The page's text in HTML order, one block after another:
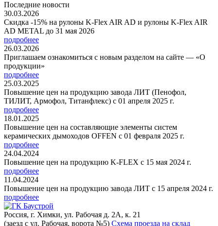
Последние новости
30.03.2026
Скидка -15% на рулоны K-Flex AIR AD и рулоны K-Flex AIR
AD METAL до 31 мая 2026
подробнее
26.03.2026
Приглашаем ознакомиться с новым разделом на сайте — «О
продукции»
подробнее
25.03.2025
Повышение цен на продукцию завода ЛИТ (Пенофол,
ТИЛИТ, Армофол, Титанфлекс) с 01 апреля 2025 г.
подробнее
18.01.2025
Повышение цен на составляющие элементы систем
керамических дымоходов OFFEN с 01 февраля 2025 г.
подробнее
24.04.2024
Повышение цен на продукцию K-FLEX с 15 мая 2024 г.
подробнее
11.04.2024
Повышение цен на продукцию завода ЛИТ с 15 апреля 2024 г.
подробнее
Россия, г. Химки, ул. Рабочая д. 2А, к. 21
(заезд с ул. Рабочая, ворота №5) Схема проезда на склад